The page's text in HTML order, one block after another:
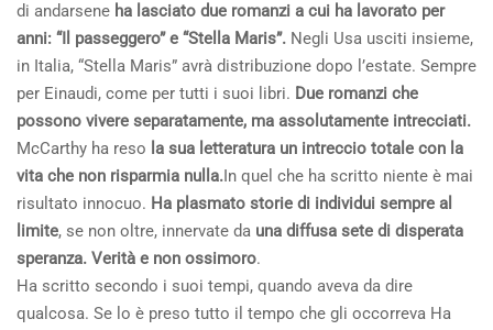
di andarsene ha lasciato due romanzi a cui ha lavorato per
anni: “Il passeggero” e “Stella Maris”. Negli Usa usciti insieme,
in Italia, “Stella Maris” avrà distribuzione dopo l’estate. Sempre
per Einaudi, come per tutti i suoi libri. Due romanzi che
possono vivere separatamente, ma assolutamente intrecciati.
McCarthy ha reso la sua letteratura un intreccio totale con la
vita che non risparmia nulla.In quel che ha scritto niente è mai
risultato innocuo. Ha plasmato storie di individui sempre al
limite, se non oltre, innervate da una diffusa sete di disperata
speranza. Verità e non ossimoro.
Ha scritto secondo i suoi tempi, quando aveva da dire
qualcosa. Se lo è preso tutto il tempo che gli occorreva Ha